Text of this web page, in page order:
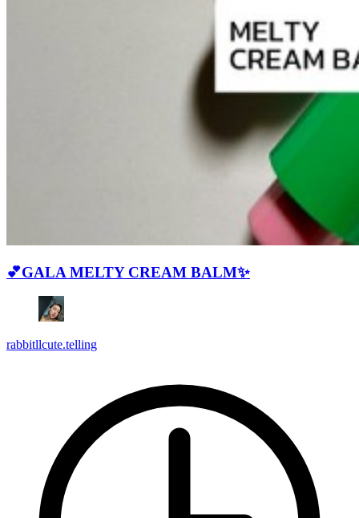
💕GALA MELTY CREAM BALM✨
rabbitllcute.telling